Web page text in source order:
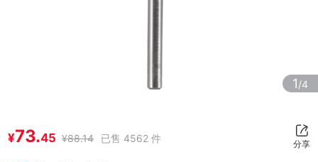
1/4
¥73.45 ¥88.14 已售 4562 件 分享